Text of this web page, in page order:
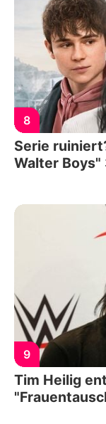
8
Serie
Walter Boys"
9
Tim Heilig